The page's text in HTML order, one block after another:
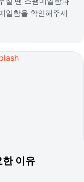
일함을 확인해주세
한 이유